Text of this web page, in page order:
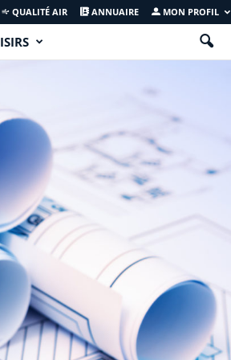
QUALITÉ AIR ANNUAIRE MON PROFIL